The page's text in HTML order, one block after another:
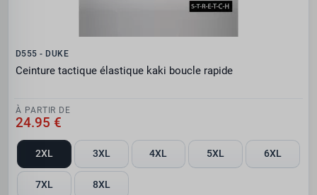
D555 - DUKE
Ceinture tactique élastique kaki boucle rapide
À PARTIR DE
24.95 €
2XL 3XL 4XL 5XL 6XL
7XL 8XL